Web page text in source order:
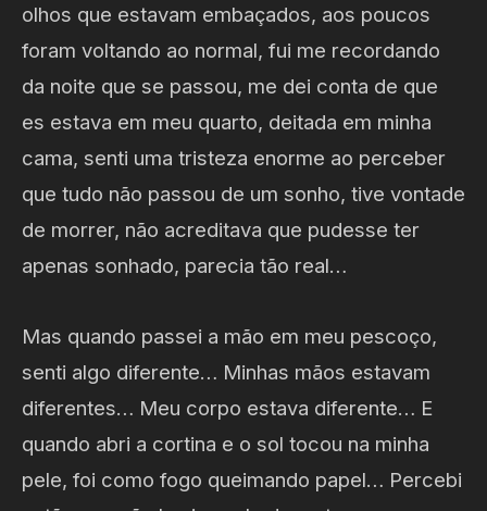
olhos que estavam embaçados, aos poucos
foram voltando ao normal, fui me recordando
da noite que se passou, me dei conta de que
es estava em meu quarto, deitada em minha
cama, senti uma tristeza enorme ao perceber
que tudo não passou de um sonho, tive vontade
de morrer, não acreditava que pudesse ter
apenas sonhado, parecia tão real…
Mas quando passei a mão em meu pescoço,
senti algo diferente… Minhas mãos estavam
diferentes… Meu corpo estava diferente… E
quando abri a cortina e o sol tocou na minha
pele, foi como fogo queimando papel… Percebi